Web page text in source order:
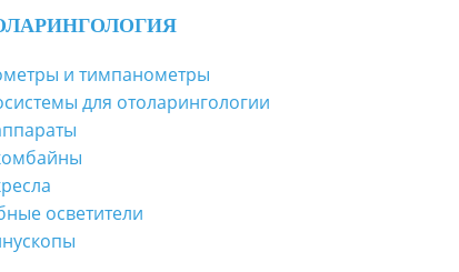
и тимпанометры
для отоларингологии
осветители